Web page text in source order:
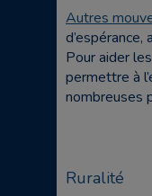
Autres
d’espérance,
Pour aider
permettre à
nombreuses
Ruralité